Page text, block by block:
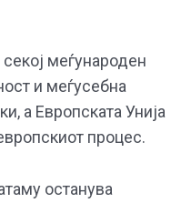
меѓународен
и меѓусебна
а Европската Унија
процес.
останува